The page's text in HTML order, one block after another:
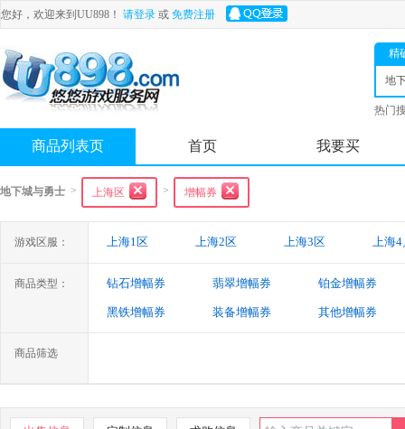
您好，欢迎来到UU898！ 请登录 或 免费注册
精
地
士
热门
商品列表页 首页 我要买
地下城与勇士 > 上海区 > 增幅券
游戏区服： 上海1区 上海2区 上海3区 上海4
商品类型： 钻石增幅券 翡翠增幅券 铂金增幅券
黑铁增幅券 装备增幅券 其他增幅券
商品筛选